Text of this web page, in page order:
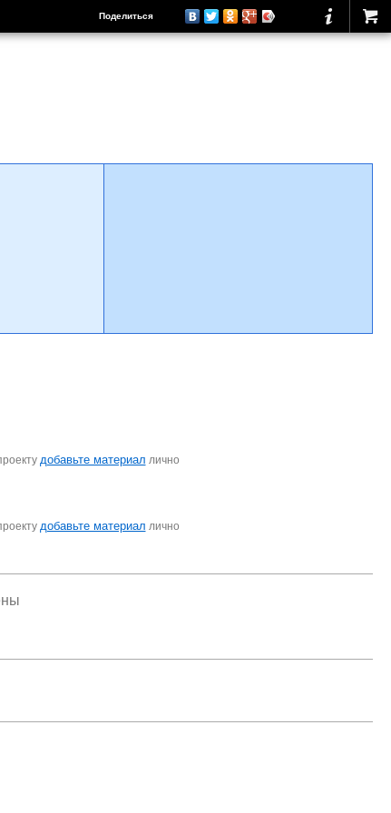
Поделиться
добавьте материал лично
добавьте материал лично